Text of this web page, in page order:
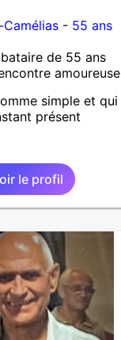
- 55 ans
de 55 ans
amoureuse
simple et qui
présent
le profil